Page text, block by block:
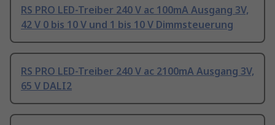
RS PRO LED-Treiber 240 V ac 100mA Ausgang 3V,
42 V 0 bis 10 V und 1 bis 10 V Dimmsteuerung
RS PRO LED-Treiber 240 V ac 2100mA Ausgang 3V,
65 V DALI2